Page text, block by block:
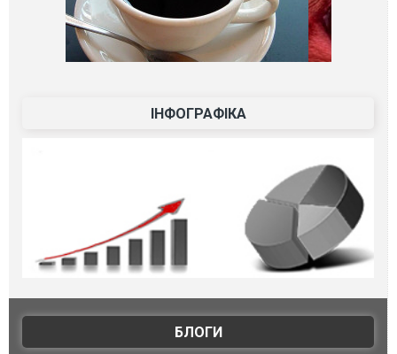
ІНФОГРАФІКА
БЛОГИ